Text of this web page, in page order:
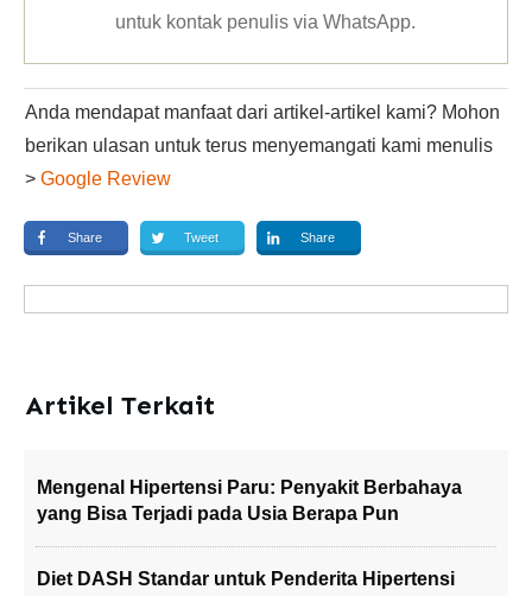
untuk kontak penulis via WhatsApp.
Anda mendapat manfaat dari artikel-artikel kami? Mohon
berikan ulasan untuk terus menyemangati kami menulis
> Google Review
Share Tweet Share
Artikel Terkait
Mengenal Hipertensi Paru: Penyakit Berbahaya
yang Bisa Terjadi pada Usia Berapa Pun
Diet DASH Standar untuk Penderita Hipertensi